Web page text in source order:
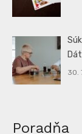
30.
Poradňa